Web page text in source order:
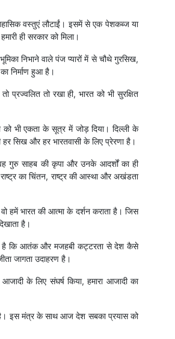
वस्तुएं लौटाईं। इसमें से एक पेशकब्ज या
ही सरकार को मिला।
निभाने वाले पंज प्यारों में से चौथे गुरसिख,
निर्माण हुआ है।
तो रखा ही, भारत को भी सुरक्षित
को भी एकता के सूत्र में जोड़ दिया। दिल्ली के
हर सिख और हर भारतवासी के लिए प्रेरणा है।
वह गुरु साहब की कृपा और उनके आदर्शों का ही
का चिंतन, राष्ट्र की आस्था और अखंडता
हमें भारत की आत्मा के दर्शन कराता है। जिस
है।
है कि आतंक और मजहबी कट्टरता से देश कैसे
जागता उदाहरण है।
के लिए संघर्ष किया, हमारा आजादी का
इस मंत्र के साथ आज देश सबका प्रयास को